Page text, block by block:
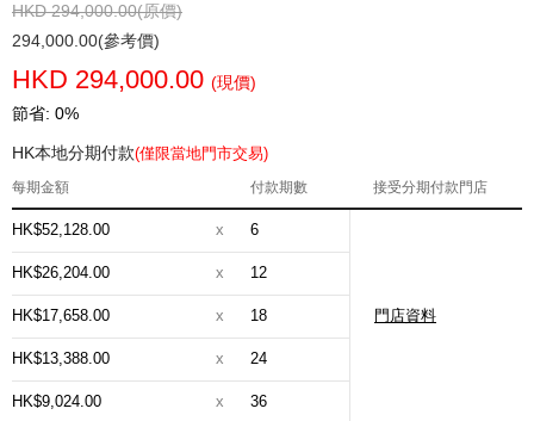
HKD 294,000.00(原價)
294,000.00(參考價)
HKD 294,000.00 (現價)
節省: 0%
HK本地分期付款(僅限當地門市交易)
每期金額 付款期數 接受分期付款門店
HK$52,128.00 x 6
門店資料
HK$26,204.00 x 12
HK$17,658.00 x 18
HK$13,388.00 x 24
HK$9,024.00 x 36